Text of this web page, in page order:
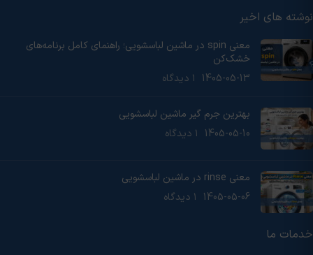
نوشته های اخیر
معنی spin در ماشین لباسشویی؛ راهنمای کامل برنامه‌های
خشک‌کن
1405-05-13 ۱ دیدگاه
بهترین جرم گیر ماشین لباسشویی
1405-05-10 ۱ دیدگاه
معنی rinse در ماشین لباسشویی
1405-05-06 ۱ دیدگاه
خدمات ما